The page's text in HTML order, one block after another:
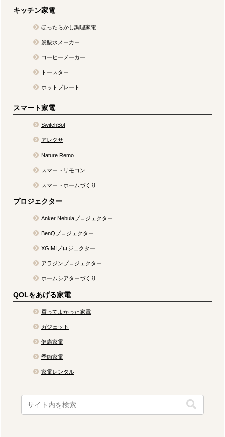
キッチン家電
ほったらかし調理家電
炭酸水メーカー
コーヒーメーカー
トースター
ホットプレート
スマート家電
SwitchBot
アレクサ
Nature Remo
スマートリモコン
スマートホームづくり
プロジェクター
Anker Nebulaプロジェクター
BenQプロジェクター
XGIMIプロジェクター
アラジンプロジェクター
ホームシアターづくり
QOLをあげる家電
買ってよかった家電
ガジェット
健康家電
季節家電
家電レンタル